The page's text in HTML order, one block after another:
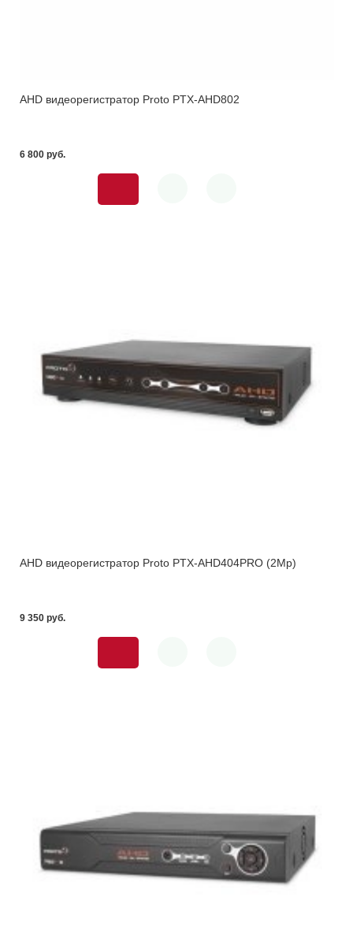
AHD видеорегистратор Proto PTX-AHD802
6 800 pуб.
AHD видеорегистратор Proto PTX-AHD404PRO (2Mp)
9 350 pуб.